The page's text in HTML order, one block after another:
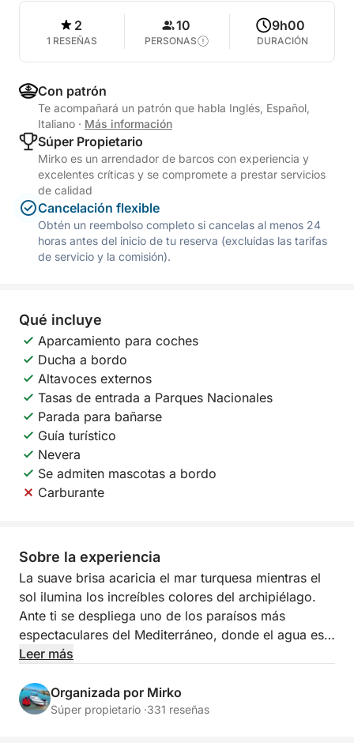
2
1 RESEÑAS
10
PERSONAS
9h00
DURACIÓN
Con patrón
Te acompañará un patrón que habla Inglés, Español,
Italiano · Más información
Súper Propietario
Mirko es un arrendador de barcos con experiencia y
excelentes críticas y se compromete a prestar servicios
de calidad
Cancelación flexible
Obtén un reembolso completo si cancelas al menos 24
horas antes del inicio de tu reserva (excluidas las tarifas
de servicio y la comisión).
Qué incluye
Aparcamiento para coches
Ducha a bordo
Altavoces externos
Tasas de entrada a Parques Nacionales
Parada para bañarse
Guía turístico
Nevera
Se admiten mascotas a bordo
Carburante
Sobre la experiencia
La suave brisa acaricia el mar turquesa mientras el
sol ilumina los increíbles colores del archipiélago.
Ante ti se despliega uno de los paraísos más
espectaculares del Mediterráneo, donde el agua es
tan transparente que parece irreal. Subir a bordo de
es el comienzo de una aventura que te llevará a
descubrir rincones secretos y paisajes inolvidables.
Leer más
Organizada por Mirko
Súper propietario ·331 reseñas